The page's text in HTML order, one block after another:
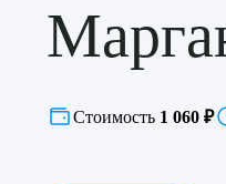
Стоимость 1 060 ₽